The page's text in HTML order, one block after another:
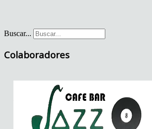
Buscar...
Colaboradores